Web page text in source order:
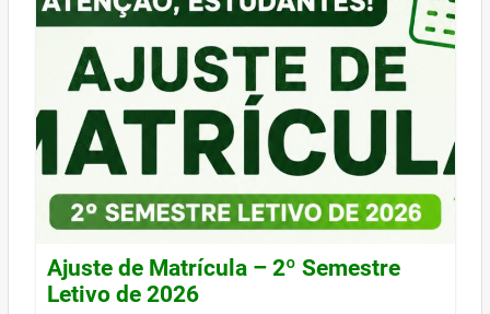
Ajuste de Matrícula – 2º Semestre
Letivo de 2026